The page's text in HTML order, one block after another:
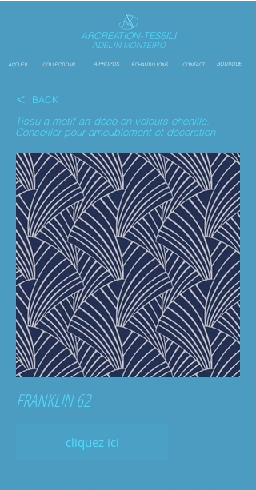
ARCREATION-TESSILI
ADELIN MONTEIRO
ACCUEIL COLLECTIONS A PROPOS ÉCHANTILLIONS CONTACT BOUTIQUE
< BACK
Tissu a motif art déco en velours chenille.
Conseiller pour ameublement et décoration
FRANKLIN 62
cliquez ici